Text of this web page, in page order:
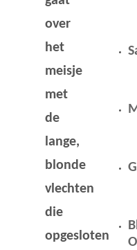
over
het
meisje
met
de
lange,
blonde
vlechten
die
opgesloten